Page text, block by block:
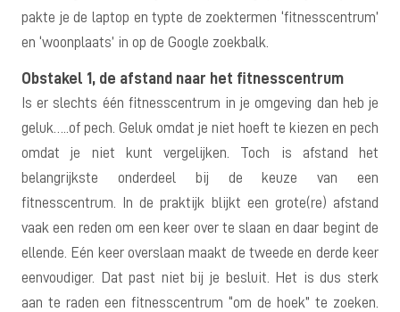
pakte je de laptop en typte de zoektermen ‘fitnesscentrum’
en ‘woonplaats’ in op de Google zoekbalk.
Obstakel 1, de afstand naar het fitnesscentrum
Is er slechts één fitnesscentrum in je omgeving dan heb je
geluk…..of pech. Geluk omdat je niet hoeft te kiezen en pech
omdat je niet kunt vergelijken. Toch is afstand het
belangrijkste onderdeel bij de keuze van een
fitnesscentrum. In de praktijk blijkt een grote(re) afstand
vaak een reden om een keer over te slaan en daar begint de
ellende. Eén keer overslaan maakt de tweede en derde keer
eenvoudiger. Dat past niet bij je besluit. Het is dus sterk
aan te raden een fitnesscentrum “om de hoek” te zoeken.